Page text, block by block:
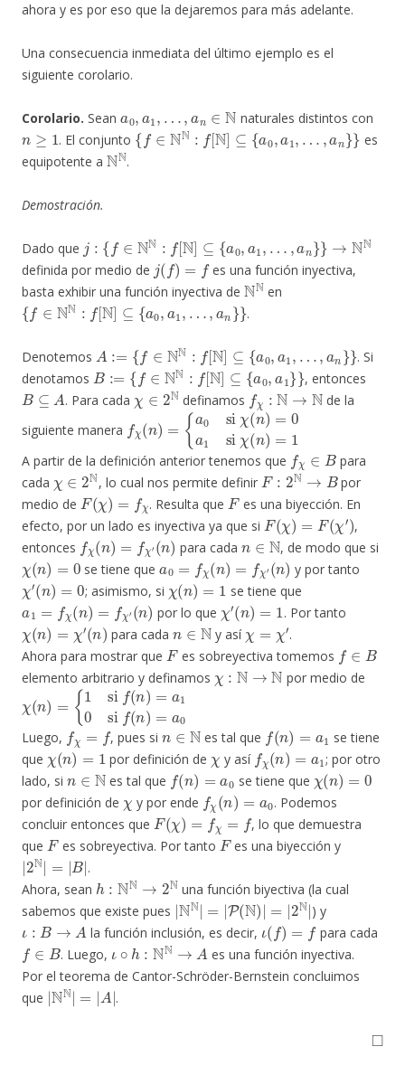
ahora y es por eso que la dejaremos para más adelante.
Una consecuencia inmediata del último ejemplo es el
siguiente corolario.
Corolario. Sean naturales distintos con
n≥1
. El conjunto
{f∈ NN:f[N]⊆{a0,a1,…,an}}
es
equipotente a
NN
.
Demostración.
Dado que
: ∈N N:f[N ⊆{a 1 N
definida por medio de
(f )=f
es una función inyectiva,
basta exhibir una función inyectiva de
NN
en
{f∈NN:f[N]⊆{ a0,a1,…,an}}
.
Denotemos
A ∈ N :f[N ⊆{a 1
. Si
denotamos
B:= ∈N N:f[N ] ⊆{a0 ,a 1}}
, entonces
B⊆A
. Para cada
χ ∈2N
definamos
fχ:N→ N
de la
siguiente manera
χ n )=
{a 0 si n)=0 1siχ(n) =1
A partir de la definición anterior tenemos que
fχ B
para
cada
χ ∈2N
, lo cual nos permite definir
F:2N→ B
por
medio de
F(χ )= χ
. Resulta que
F
es una biyección. En
efecto, por un lado es inyectiva ya que si
F(χ )=F(χ′)
,
entonces
fχ(n )=fχ ′(n )
para cada
n ∈N
, de modo que si
χ(n)=0
se tiene que
a0 =fχ( n)=fχ′( n)
y por tanto
χ′(n)=
; asimismo, si
χ (n )=1
se tiene que
a 1=fχ( n)=fχ′(n)
por lo que
χ ′(n )=1
. Por tanto
χ(n ) χ′(n)
para cada
n∈ N
y así
χ
.
Ahora para mostrar que
F
es sobreyectiva tomemos
∈
elemento arbitrario y definamos
χ:N→N
por medio de
n )
1 si =a 0si f(n) =a 0
Luego,
χ=f
, pues si
n ∈N
es tal que
f( n =
se tiene
que
χ(n)=
por definición de
χ
y así
fχ(n)=
; por otro
lado, si
n N
es tal que
f(n )=a0
se tiene que
χ(n)= 0
por definición de
χ
y por ende
χ (n)=a 0
. Podemos
concluir entonces que
F(χ)=fχ =f
, lo que demuestra
que
F
es sobreyectiva. Por tanto
F
es una biyección y
|2N| =|B|
.
Ahora, sean
h NN→ N
una función biyectiva (la cual
sabemos que existe pues
|NN |=|P(N)|=|2N|
) y
ι:B→A
la función inclusión, es decir,
ι (f )=f
para cada
f∈B
. Luego,
ι∘h:N N→A
es una función inyectiva.
Por el teorema de Cantor-Schröder-Bernstein concluimos
que
|NN|=|A |
.
◻